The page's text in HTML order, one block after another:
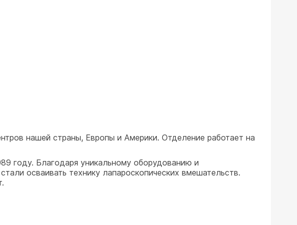
нашей страны, Европы и Америки. Отделение работает на
году. Благодаря уникальному оборудованию и
осваивать технику лапароскопических вмешательств.